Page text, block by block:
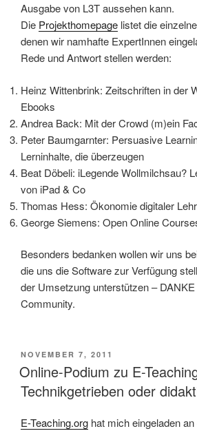
Ausgabe von L3T aussehen kann.
Die Projekthomepage listet die
denen wir namhafte ExpertInnen
Rede und Antwort stellen werden:
Heinz Wittenbrink: Zeitschriften in der
Ebooks
Andrea Back: Mit der Crowd (m)ein
Peter Baumgarnter: Persuasive
Lerninhalte, die überzeugen
Beat Döbeli: iLegende Wollmilchsau?
von iPad & Co
Thomas Hess: Ökonomie digitaler
George Siemens: Open Online
Besonders bedanken wollen wir uns
die uns die Software zur Verfügung
der Umsetzung unterstützen –
Community.
VERÖFFENTLICHT
AM
NOVEMBER 7, 2011
Online-Podium zu E-
Technikgetrieben oder
E-Teaching.org hat mich eingeladen